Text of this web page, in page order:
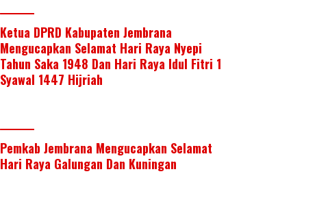
Ketua DPRD Kabupaten Jembrana
Mengucapkan Selamat Hari Raya Nyepi
Tahun Saka 1948 Dan Hari Raya Idul Fitri 1
Syawal 1447 Hijriah
Pemkab Jembrana Mengucapkan Selamat
Hari Raya Galungan Dan Kuningan